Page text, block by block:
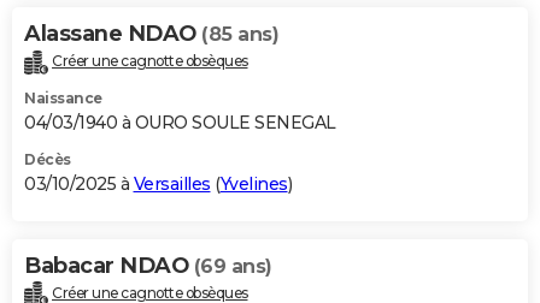
Alassane NDAO (85 ans)
Créer une cagnotte obsèques
Naissance
04/03/1940 à OURO SOULE SENEGAL
Décès
03/10/2025 à Versailles (Yvelines)
Babacar NDAO (69 ans)
Créer une cagnotte obsèques